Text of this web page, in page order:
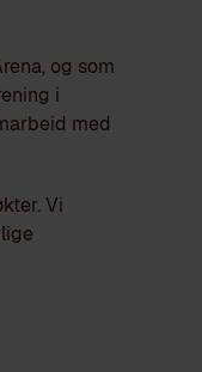
og som
i
med
Vi